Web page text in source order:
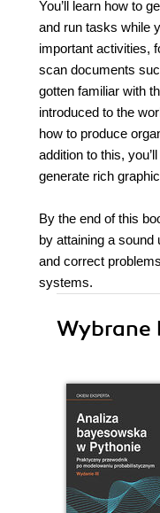
You’ll learn how to
and run tasks while
important activities,
scan documents
gotten familiar with
introduced to the
how to produce
addition to this,
generate rich
By the end of this
by attaining a sound
and correct
systems.
Wybrane